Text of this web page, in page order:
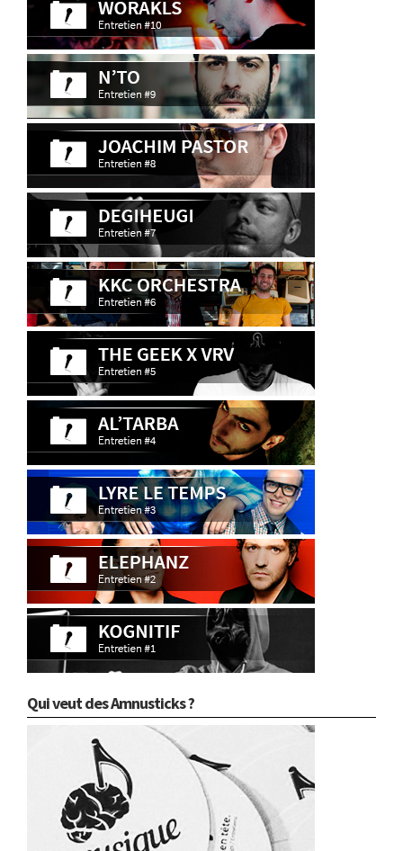
Qui veut des Amnusticks ?